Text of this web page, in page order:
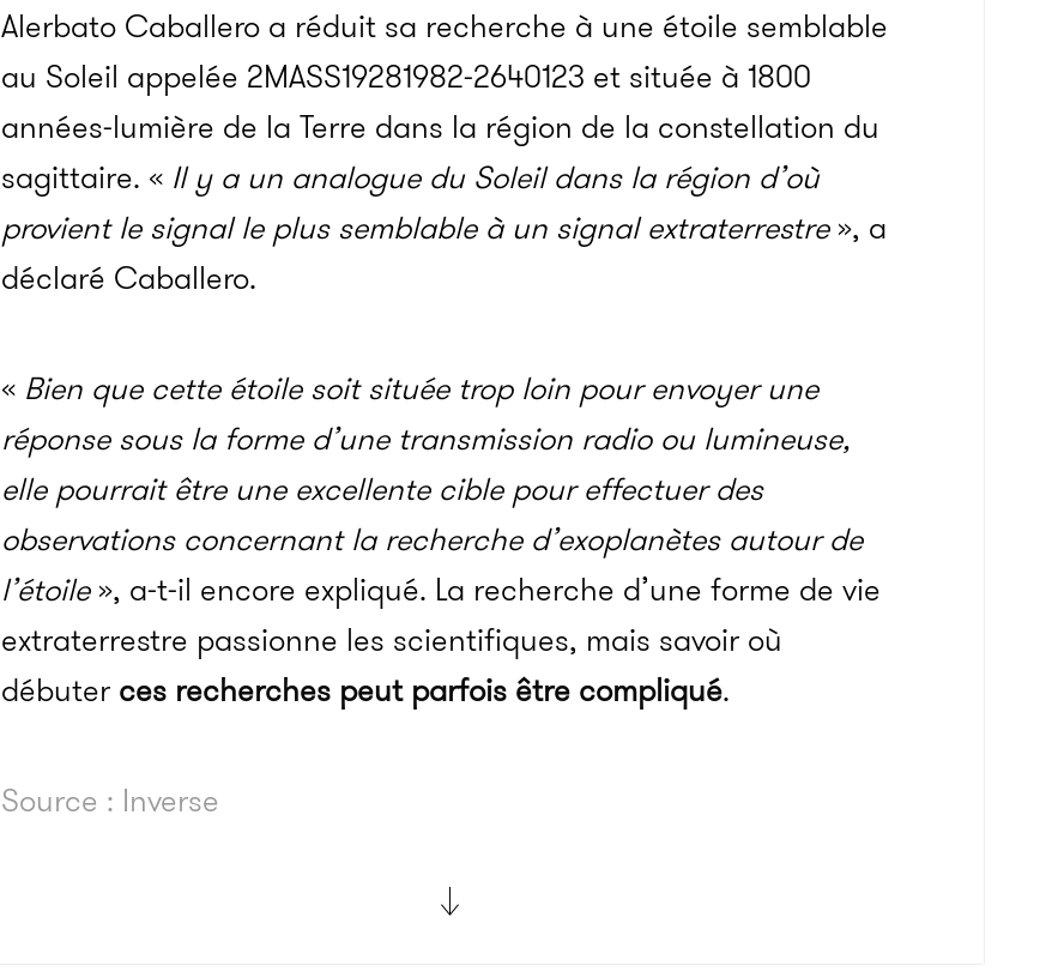
Alerbato Caballero a réduit sa recherche à une étoile semblable
au Soleil appelée 2MASS19281982-2640123 et située à 1800
années-lumière de la Terre dans la région de la constellation du
sagittaire. « Il y a un analogue du Soleil dans la région d’où
provient le signal le plus semblable à un signal extraterrestre», a
déclaré Caballero.
« Bien que cette étoile soit située trop loin pour envoyer une
réponse sous la forme d’une transmission radio ou lumineuse,
elle pourrait être une excellente cible pour effectuer des
observations concernant la recherche d’exoplanètes autour de
l’étoile», a-t-il encore expliqué. La recherche d’une forme de vie
extraterrestre passionne les scientifiques, mais savoir où
débuter ces recherches peut parfois être compliqué.
Source : Inverse